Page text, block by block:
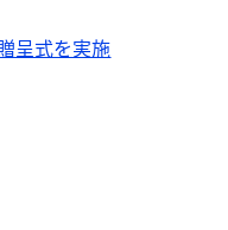
呈式を実施